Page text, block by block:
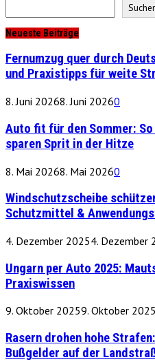
Neueste Beiträge
Fernumzug quer durch
und Praxistipps für weite
8. Juni 20268. Juni 20260
Auto fit für den Sommer:
sparen Sprit in der Hitze
8. Mai 20268. Mai 20260
Windschutzscheibe
Schutzmittel &
4. Dezember 20254. Dezember
Ungarn per Auto 2025:
Praxiswissen
9. Oktober 20259. Oktober 2025
Rasern drohen hohe
Bußgelder auf der